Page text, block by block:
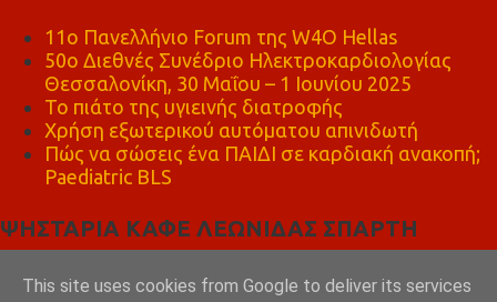
11ο Πανελλήνιο Forum της W4O Hellas
50ο Διεθνές Συνέδριο Ηλεκτροκαρδιολογίας
Θεσσαλονίκη, 30 Μαΐου – 1 Ιουνίου 2025
Το πιάτο της υγιεινής διατροφής
Χρήση εξωτερικού αυτόματου απινιδωτή
Πώς να σώσεις ένα ΠΑΙΔΙ σε καρδιακή ανακοπή;
Paediatric BLS
ΨΗΣΤΑΡΙΑ ΚΑΦΕ ΛΕΩΝΙΔΑΣ ΣΠΑΡΤΗ
This site uses cookies from Google to deliver its services